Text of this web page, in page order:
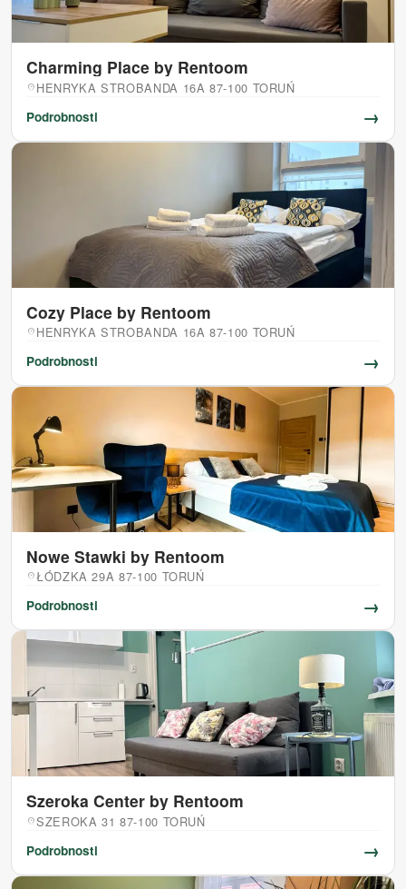
Charming Place by Rentoom
location_on HENRYKA STROBANDA 16A 87-100 TORUŃ
Podrobnosti
→
Cozy Place by Rentoom
location_on HENRYKA STROBANDA 16A 87-100 TORUŃ
Podrobnosti
→
Nowe Stawki by Rentoom
location_onŁÓDZKA 29A 87-100 TORUŃ
Podrobnosti
→
Szeroka Center by Rentoom
location_onSZEROKA 31 87-100 TORUŃ
Podrobnosti
→